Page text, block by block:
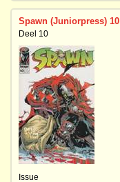
Spawn (Juniorpress) 10
Deel 10
Issue